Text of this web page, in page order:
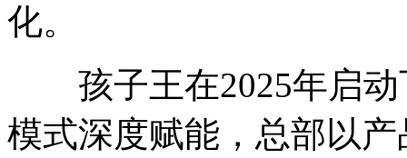
化。
孩子王在2025年启动
模式深度赋能，总部以